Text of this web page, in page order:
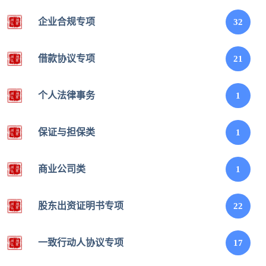
企业合规专项 32
借款协议专项 21
个人法律事务​ 1
保证与担保类 1
商业公司类 1
股东出资证明书专项 22
一致行动人协议专项 17